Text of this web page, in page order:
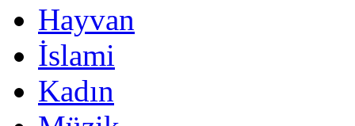
Hayvan
İslami
Kadın